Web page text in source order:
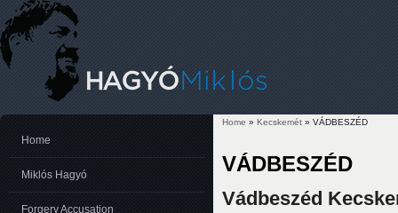
Home » Kecskemét » VÁDBESZÉD
VÁDBESZÉD
Vádbeszéd
Home
Miklós Hagyó
Forgery Accusation